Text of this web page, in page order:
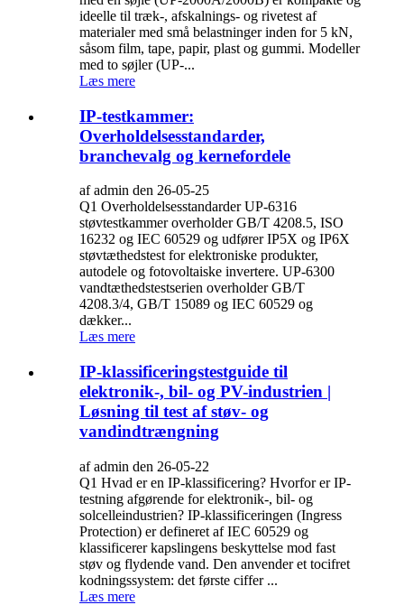
ideelle til træk-, afskalnings- og rivetest af
materialer med små belastninger inden for 5 kN,
såsom film, tape, papir, plast og gummi. Modeller
med to søjler (UP-...
Læs mere
IP-testkammer:
Overholdelsesstandarder,
branchevalg og kernefordele
af admin den 26-05-25
Q1 Overholdelsesstandarder UP-6316
støvtestkammer overholder GB/T 4208.5, ISO
16232 og IEC 60529 og udfører IP5X og IP6X
støvtæthedstest for elektroniske produkter,
autodele og fotovoltaiske invertere. UP-6300
vandtæthedstestserien overholder GB/T
4208.3/4, GB/T 15089 og IEC 60529 og
dækker...
Læs mere
IP-klassificeringstestguide til
elektronik-, bil- og PV-industrien |
Løsning til test af støv- og
vandindtrængning
af admin den 26-05-22
Q1 Hvad er en IP-klassificering? Hvorfor er IP-
testning afgørende for elektronik-, bil- og
solcelleindustrien? IP-klassificeringen (Ingress
Protection) er defineret af IEC 60529 og
klassificerer kapslingens beskyttelse mod fast
støv og flydende vand. Den anvender et tocifret
kodningssystem: det første ciffer ...
Læs mere